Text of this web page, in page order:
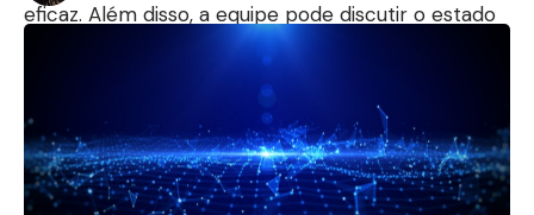
eficaz. Além disso, a equipe pode discutir o estado
dos pacientes e ajustar os planos de tratamento
conforme necessário em reuniões rápidas e
frequentes conhecidas como “rounds”, como frisa
o especialista Alberto Pires de Almeida.
Como a tecnologia pode ajudar a melhorar a